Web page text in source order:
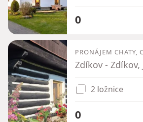
0
PRONÁJEM CHATY,
Zdíkov - Zdíkov,
2 ložnice
0